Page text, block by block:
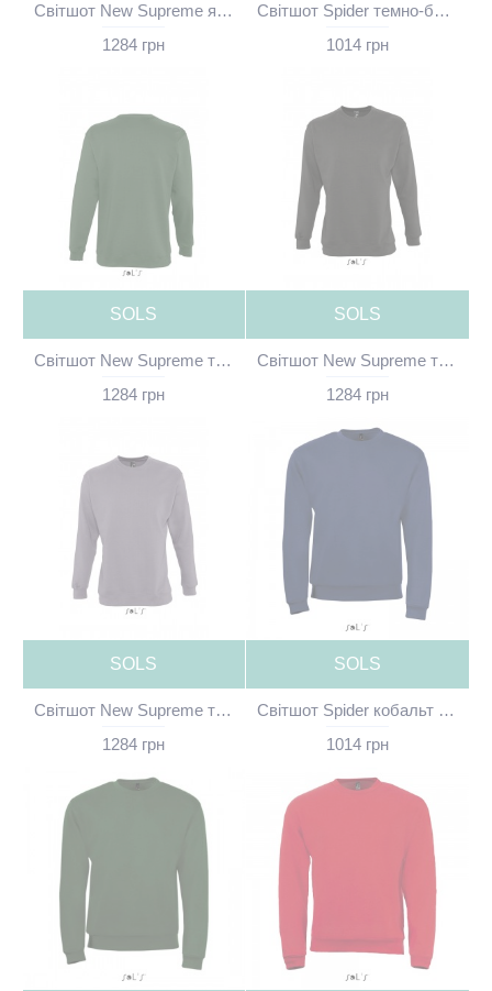
Світшот New Supreme яскраво-зелений без принта - 13250272(SOLS)
1284 грн
Світшот Spider темно-бордовий без принта - 01168167(SOLS)
1014 грн
SOLS
Світшот New Supreme темно-зелений без принта - 13250264(SOLS)
1284 грн
SOLS
Світшот New Supreme темний антрацит без принта - 13250373(SOLS)
1284 грн
SOLS
Світшот New Supreme теплий сірий без принта - 13250341(SOLS)
1284 грн
SOLS
Світшот Spider кобальт без принта - 01168319(SOLS)
1014 грн